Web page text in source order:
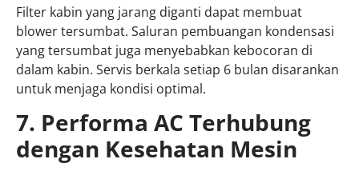
Filter kabin yang jarang diganti dapat membuat
blower tersumbat. Saluran pembuangan kondensasi
yang tersumbat juga menyebabkan kebocoran di
dalam kabin. Servis berkala setiap 6 bulan disarankan
untuk menjaga kondisi optimal.
7. Performa AC Terhubung
dengan Kesehatan Mesin